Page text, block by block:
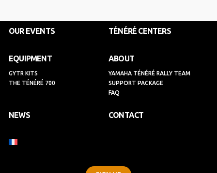
o
r
i
n
e
OUR EVENTS TÉNÉRÉ CENTERS
EQUIPMENT
GYTR KITS
THE TÉNÉRÉ 700
ABOUT
YAMAHA TÉNÉRÉ RALLY TEAM
SUPPORT PACKAGE
FAQ
NEWS CONTACT